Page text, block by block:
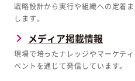
戦略設計から実行や組織への定着
します。
メディア掲載情報
現場で培ったナレッジやマーケテ
ベントを通じて発信しています。